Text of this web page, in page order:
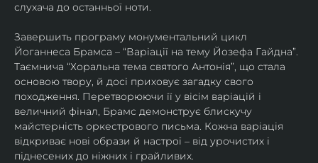
слухача до останньої ноти.
Завершить програму монументальний цикл
Йоганнеса Брамса – “Варіації на тему Йозефа Гайдна”.
Таємнича “Хоральна тема святого Антонія”, що стала
основою твору, й досі приховує загадку свого
походження. Перетворюючи її у вісім варіацій і
величний фінал, Брамс демонструє блискучу
майстерність оркестрового письма. Кожна варіація
відкриває нові образи й настрої – від урочистих і
піднесених до ніжних і грайливих.